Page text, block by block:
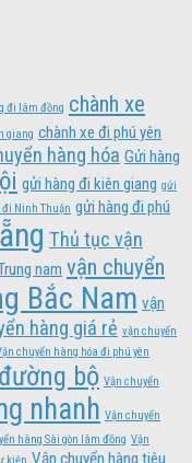
đi lâm đồng chành xe
giang chành xe đi phú yên
hàng hóa Gửi hàng
gửi hàng đi kiên giang gửi
đi Ninh Thuận gửi hàng đi phú
Thủ tục vận
nam vận chuyển
Bắc Nam vận
hàng giá rẻ vận chuyển
chuyển hàng hóa đi phú yên
bộ Vận chuyển
nhanh Vận chuyển
hàng Sài gòn lâm đồng Vận
Vận chuyển hàng tiêu